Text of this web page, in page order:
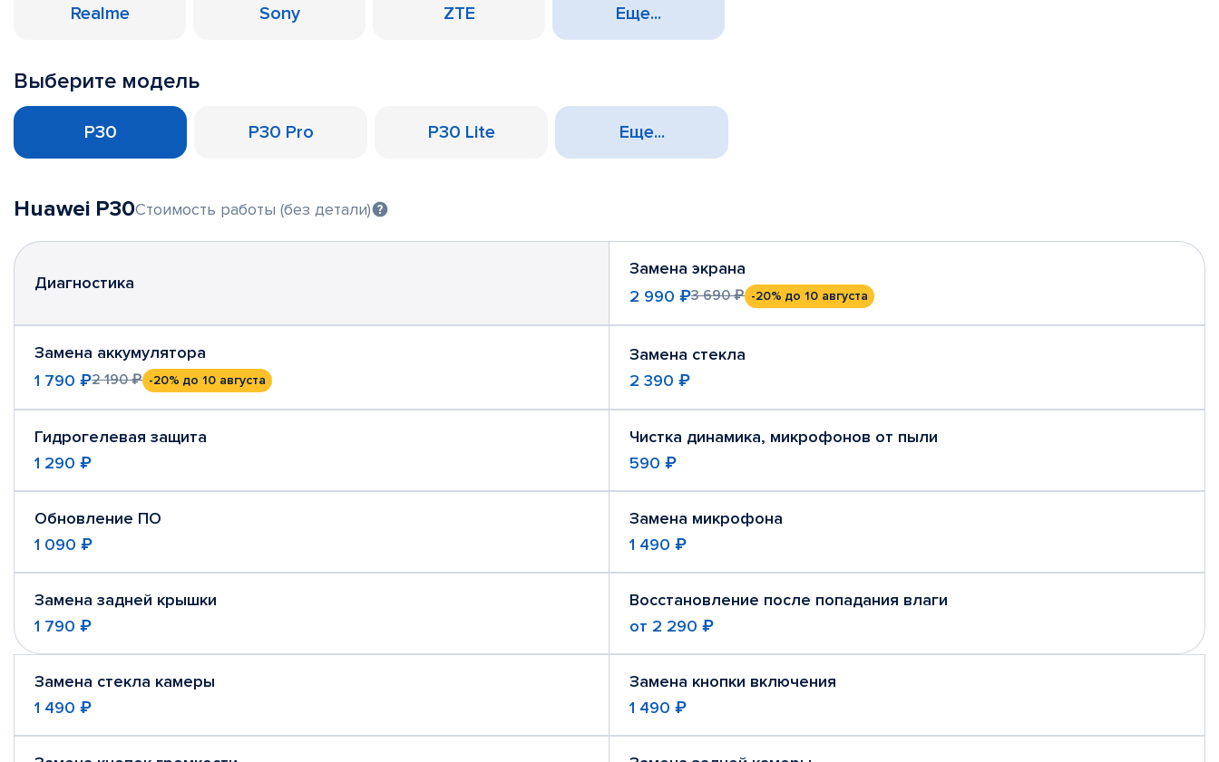
Realme Sony ZTE Еще...
Выберите модель
P30 P30 Pro P30 Lite Еще...
Huawei P30Стоимость работы (без детали)
Диагностика
Замена экрана
2 990 ₽3 690 ₽ -20% до 10 августа
Замена аккумулятора
1 790 ₽2 190 ₽ -20% до 10 августа
Замена стекла
2 390 ₽
Гидрогелевая защита
1 290 ₽
Чистка динамика, микрофонов от пыли
590 ₽
Обновление ПО
1 090 ₽
Замена микрофона
1 490 ₽
Замена задней крышки
1 790 ₽
Восстановление после попадания влаги
от 2 290 ₽
Замена стекла камеры
1 490 ₽
Замена кнопки включения
1 490 ₽